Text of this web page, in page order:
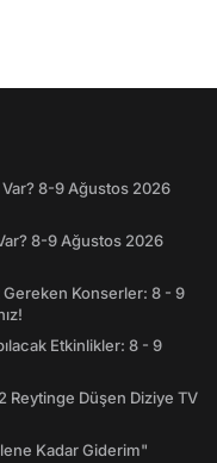
8-9 Ağustos 2026
8-9 Ağustos 2026
Gereken Konserler: 8 - 9
Etkinlikler: 8 - 9
Reytinge Düşen Diziye TV
Kadar Giderim"